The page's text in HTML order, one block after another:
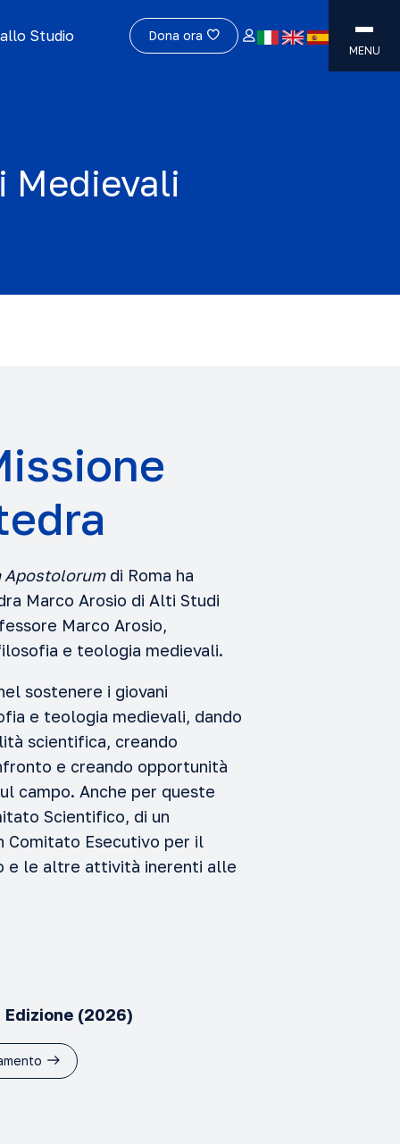
Studio Dona ora
MENU
Medievali
Apostolorumdi Roma ha
Marco Arosio di Alti Studi
Marco Arosio,
e teologia medievali.
sostenere i giovani
e teologia medievali, dando
scientifica, creando
e creando opportunità
campo. Anche per queste
Scientifico, di un
Comitato Esecutivo per il
e le altre attività inerenti alle
(2026)